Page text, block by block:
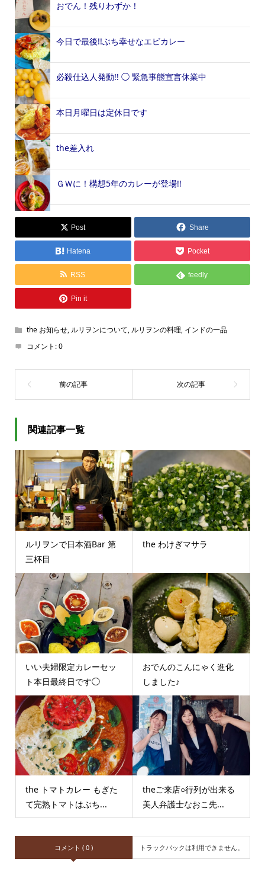
おでん！残りわずか！
今日で最後!!ぶち幸せなエビカレー
必殺仕込人発動!! ◯ 緊急事態宣言休業中
本日月曜日は定休日です
the差入れ
ＧＷに！構想5年のカレーが登場!!
Post Share
Hatena Pocket
RSS feedly
Pin it
the お知らせ, ルリヲンについて, ルリヲンの料理, インドの一品
コメント:0
関連記事一覧
ルリヲンで日本酒Bar 第
三杯目
the わけぎマサラ
いい夫婦限定カレーセッ
ト本日最終日です◯
おでんのこんにゃく進化
しました♪
the トマトカレー もぎた
て完熟トマトはぶち...
theご来店○行列が出来る
美人弁護士なおこ先...
コメント ( 0 ) トラックバックは利用できません。